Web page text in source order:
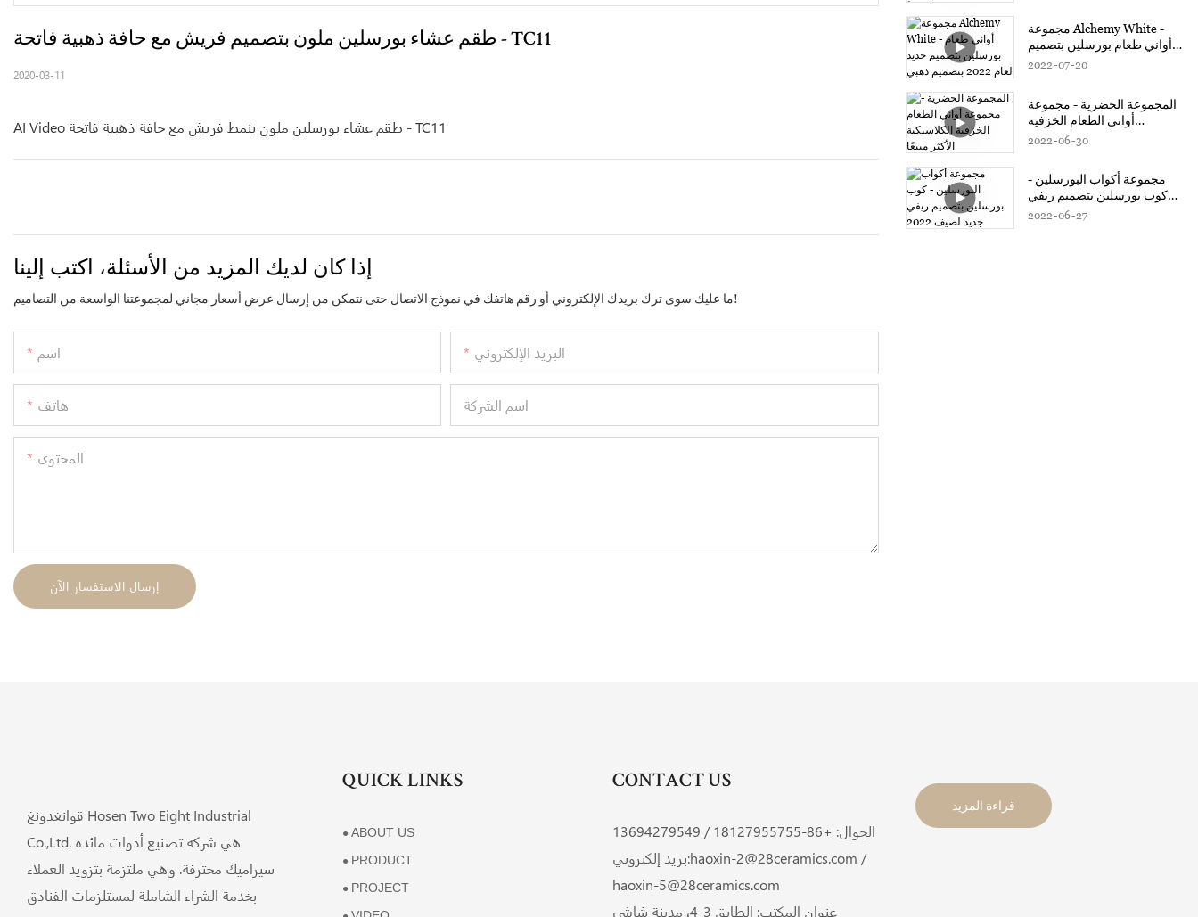
طقم عشاء بورسلين ملون بتصميم فريش مع حافة ذهبية فاتحة - TC11
2020-03-11
AI Video طقم عشاء بورسلين ملون بنمط فريش مع حافة ذهبية فاتحة - TC11
إذا كان لديك المزيد من الأسئلة، اكتب إلينا
ما عليك سوى ترك بريدك الإلكتروني أو رقم هاتفك في نموذج الاتصال حتى نتمكن من إرسال عرض أسعار مجاني لمجموعتنا الواسعة من التصاميم!
اسم البريد الإلكتروني
هاتف اسم الشركة
المحتوى
إرسال الاستفسار الآن
مجموعة Alchemy White -
أواني طعام بورسلين بتصميم
2022 07 20
المجموعة الحضرية - مجموعة
أواني الطعام الخزفية
الكلاسيكية الأكثر مبيعًا
2022 06 30
مجموعة أكواب البورسلين -
كوب بورسلين بتصميم ريفي
جديد لصيف 2022 2022 06 27
قوانغدونغ Hosen Two Eight Industrial
Co.,Ltd. هي شركة تصنيع أدوات مائدة
سيراميك محترفة. وهي ملتزمة بتزويد العملاء
بخدمة الشراء الشاملة لمستلزمات الفنادق
QUICK LINKS
● ABOUT US
● PRODUCT
● PROJECT
CONTACT US
الجوال: +86- 18127955755 /
13694279549
بريد إلكتروني:haoxin-2@28ceramics.com /
haoxin-5@28ceramics.com
عنوان المكتب: الطابق 3-4، مدينة شاشي
قراءة المزيد